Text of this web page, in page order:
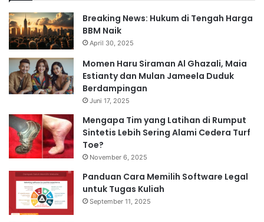
Breaking News: Hukum di Tengah Harga
BBM Naik
April 30, 2025
Momen Haru Siraman Al Ghazali, Maia
Estianty dan Mulan Jameela Duduk
Berdampingan
Juni 17, 2025
Mengapa Tim yang Latihan di Rumput
Sintetis Lebih Sering Alami Cedera Turf
Toe?
November 6, 2025
Panduan Cara Memilih Software Legal
untuk Tugas Kuliah
September 11, 2025